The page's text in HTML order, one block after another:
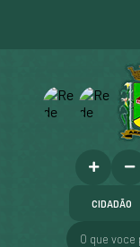
O que voce
CIDADÃO